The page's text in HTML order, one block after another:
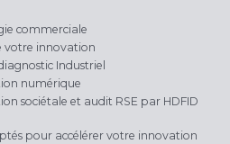
commerciale
votre innovation
Industriel
numérique
sociétale et audit RSE par HDFID
pour accélérer votre innovation